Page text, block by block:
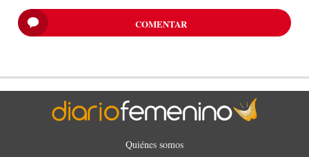
COMENTAR
Quiénes somos